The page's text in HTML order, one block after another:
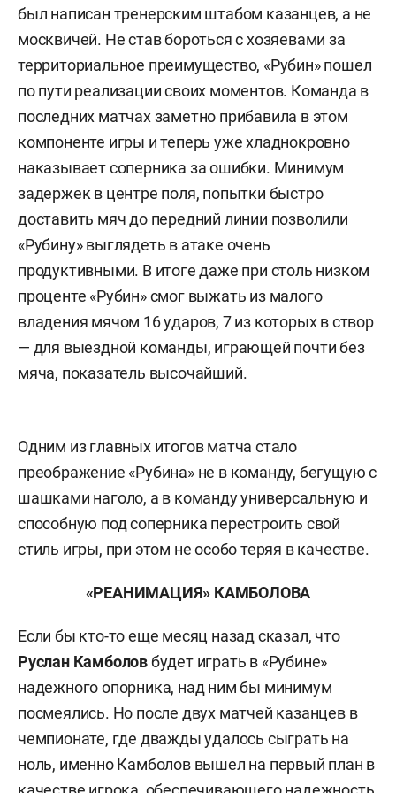
был написан тренерским штабом казанцев, а не
москвичей. Не став бороться с хозяевами за
территориальное преимущество, «Рубин» пошел
по пути реализации своих моментов. Команда в
последних матчах заметно прибавила в этом
компоненте игры и теперь уже хладнокровно
наказывает соперника за ошибки. Минимум
задержек в центре поля, попытки быстро
доставить мяч до передний линии позволили
«Рубину» выглядеть в атаке очень
продуктивными. В итоге даже при столь низком
проценте «Рубин» смог выжать из малого
владения мячом 16 ударов, 7 из которых в створ
— для выездной команды, играющей почти без
мяча, показатель высочайший.
Одним из главных итогов матча стало
преображение «Рубина» не в команду, бегущую с
шашками наголо, а в команду универсальную и
способную под соперника перестроить свой
стиль игры, при этом не особо теряя в качестве.
«РЕАНИМАЦИЯ» КАМБОЛОВА
Если бы кто-то еще месяц назад сказал, что
Руслан Камболовбудет играть в «Рубине»
надежного опорника, над ним бы минимум
посмеялись. Но после двух матчей казанцев в
чемпионате, где дважды удалось сыграть на
ноль, именно Камболов вышел на первый план в